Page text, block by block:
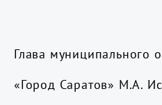
Глава муниципального
«Город Саратов» М.А.